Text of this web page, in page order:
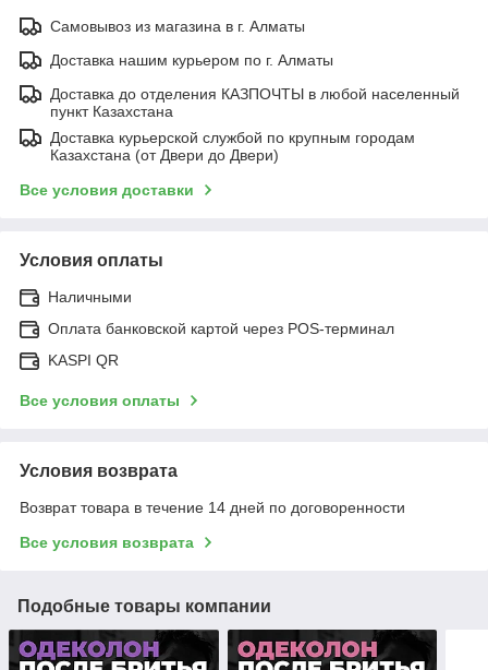
Самовывоз из магазина в г. Алматы
Доставка нашим курьером по г. Алматы
Доставка до отделения КАЗПОЧТЫ в любой населенный
пункт Казахстана
Доставка курьерской службой по крупным городам
Казахстана (от Двери до Двери)
Все условия доставки
Условия оплаты
Наличными
Оплата банковской картой через POS-терминал
KASPI QR
Все условия оплаты
Условия возврата
Возврат товара в течение 14 дней по договоренности
Все условия возврата
Подобные товары компании